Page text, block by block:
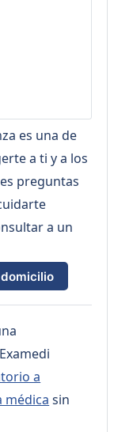
es una de
a ti y a los
preguntas
a un
a
médica sin